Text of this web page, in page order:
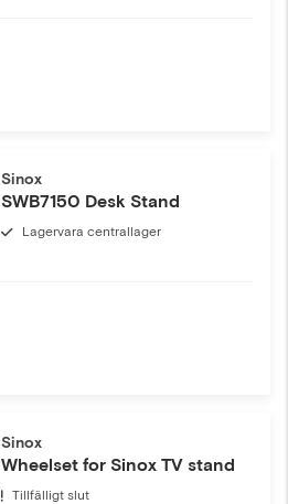
Sinox
SWB7150 Desk Stand
Lagervara centrallager
Sinox
Wheelset for Sinox TV stand
Tillfälligt slut